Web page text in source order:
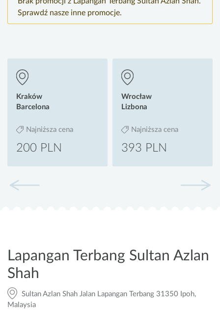
Sprawdź nasze inne promocje.
Kraków
Barcelona
Najniższa cena
200 PLN
Wrocław
Lizbona
Najniższa cena
393 PLN
Lapangan Terbang Sultan Azlan
Shah
Sultan Azlan Shah Jalan Lapangan Terbang 31350 Ipoh,
Malaysia